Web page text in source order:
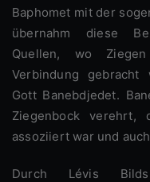
Baphomet mit der
übernahm diese
Quellen, wo
Verbindung
Gott Banebdjedet.
Ziegenbock verehrt,
assoziiert war und
Durch Lévis Bildsprache verschmolzen diese